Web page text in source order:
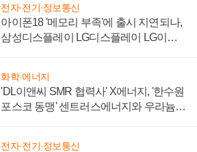
전자·전기·정보통신
아이폰18 '메모리 부족'에 출시 지연되나,
삼성디스플레이 LG디스플레이 LG이노
화학·에너지
'DL이앤씨 SMR 협력사' X에너지, '한수원
포스코 동맹' 센트러스에너지와 우라늄
전자·전기·정보통신